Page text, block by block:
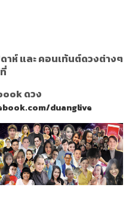
าห์ และ คอนเท้นต์ดวงต่างๆ
ดวง
duanglive